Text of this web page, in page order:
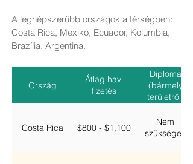
A legnépszerűbb országok a térségben:
Costa Rica, Mexikó, Ecuador, Kolumbia,
Brazília, Argentina.
Ország
Átlag havi
fizetés
Diploma
(bármely
területről)
Costa Rica $800 - $1,100
Nem
szükséges